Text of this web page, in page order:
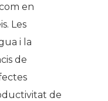
en
Les
i la
de
de